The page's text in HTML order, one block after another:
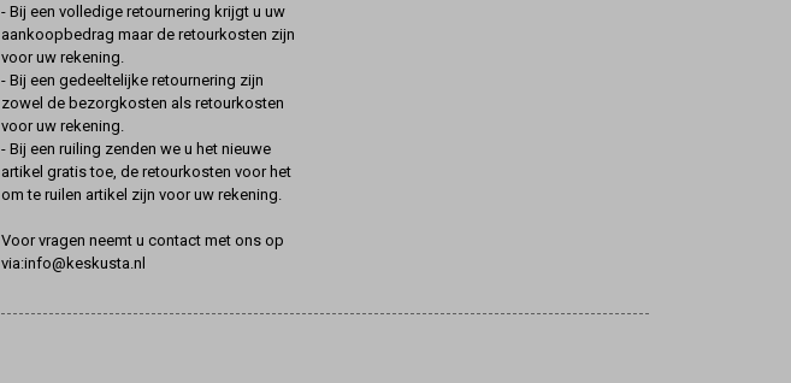
- Bij een volledige retournering krijgt u uw
aankoopbedrag maar de retourkosten zijn
voor uw rekening.
- Bij een gedeeltelijke retournering zijn
zowel de bezorgkosten als retourkosten
voor uw rekening.
- Bij een ruiling zenden we u het nieuwe
artikel gratis toe, de retourkosten voor het
om te ruilen artikel zijn voor uw rekening.
Voor vragen neemt u contact met ons op
via:info@keskusta.nl